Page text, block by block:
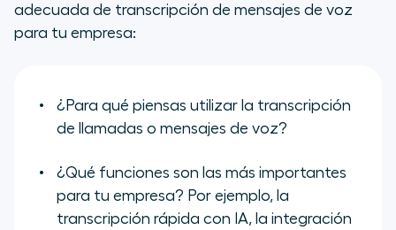
adecuada de transcripción de mensajes de voz
para tu empresa:
¿Para qué piensas utilizar la transcripción
de llamadas o mensajes de voz?
¿Qué funciones son las más importantes
para tu empresa? Por ejemplo, la
transcripción rápida con IA, la integración